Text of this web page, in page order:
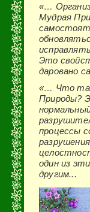
«…
Мудрая
Это
даровано
«… Что
Природы?
процессы
один из
другим...